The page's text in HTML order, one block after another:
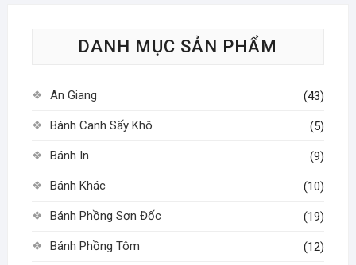
chọn
chọn
DANH MỤC SẢN PHẨM
An Giang (43)
Bánh Canh Sấy Khô (5)
Bánh In (9)
Bánh Khác (10)
Bánh Phồng Sơn Đốc (19)
Bánh Phồng Tôm (12)